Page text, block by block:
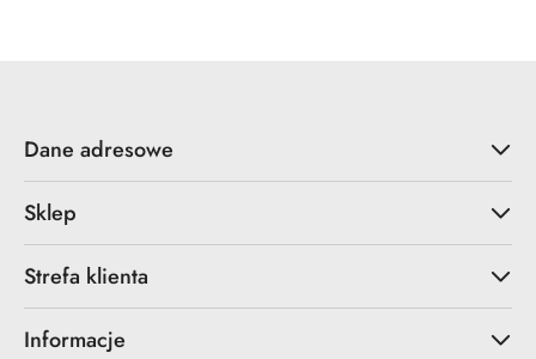
Dane adresowe
Sklep
Strefa klienta
Informacje